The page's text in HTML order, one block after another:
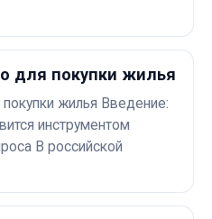
для покупки жилья
жилья Введение:
инструментом
В российской